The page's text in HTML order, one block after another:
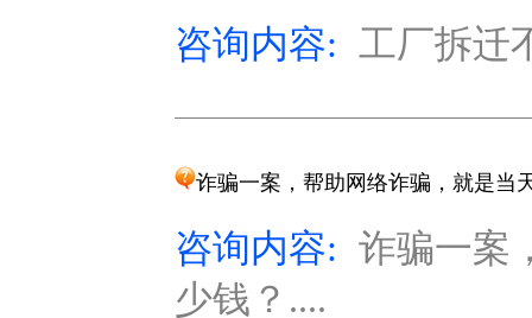
咨询内容: 工厂拆迁
诈骗一案，帮助网络诈骗，就是当
咨询内容: 诈骗一案
少钱？....